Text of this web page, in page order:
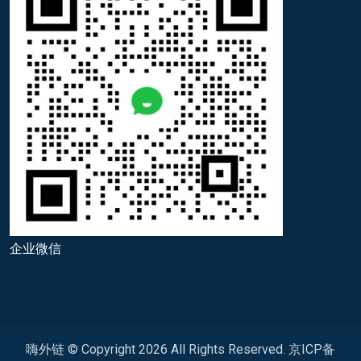
企业微信
嗨外链 © Copyright 2026 All Rights Reserved. 京ICP备